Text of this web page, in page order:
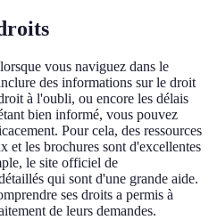
vous naviguez dans le
des informations sur le droit
à l'oubli, ou encore les délais
bien informé, vous pouvez
Pour cela, des ressources
et les brochures sont d'excellentes
le site officiel de
qui sont d'une grande aide.
ses droits a permis à
de leurs demandes.